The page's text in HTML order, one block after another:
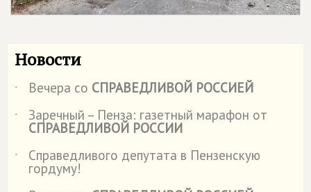
Новости
˙ Вечера со СПРАВЕДЛИВОЙ РОССИЕЙ
˙
Заречный – Пенза: газетный марафон от
СПРАВЕДЛИВОЙ РОССИИ
˙
Справедливого депутата в Пензенскую
гордуму!